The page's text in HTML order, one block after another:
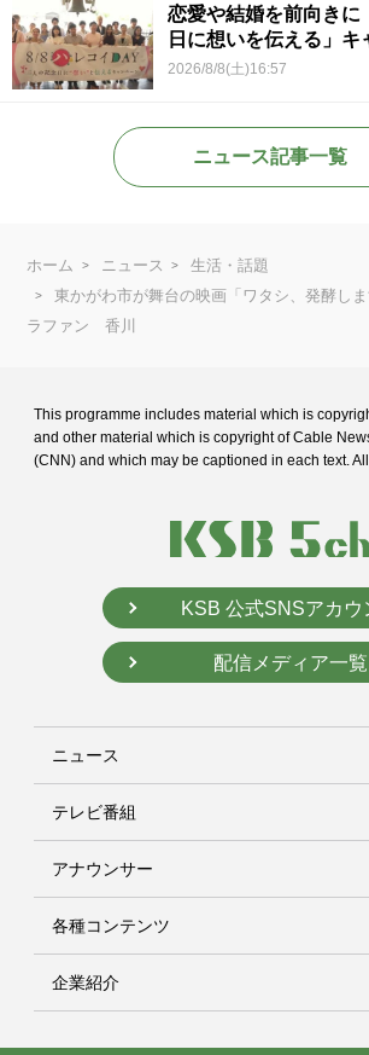
恋愛や結婚を前向き
日に想いを伝える」キ
2026/8/8(土)16:57
ニュース記事一覧
ホーム ニュース
生活・話題
東かがわ市が舞台の映画「ワタシ、発酵し
ラファン 香川
This programme includes material which is
and other material which is copyright of Cable
(CNN) and which may be captioned in each text.
KSB 公式SNSアカウ
配信メディア一覧
ニュース
テレビ番組
アナウンサー
各種コンテンツ
企業紹介